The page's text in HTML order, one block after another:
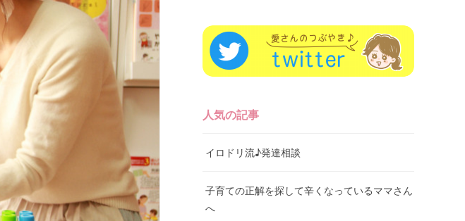
人気の記事
イロドリ流♪発達相談
子育ての正解を探して辛くなっているママさん
へ